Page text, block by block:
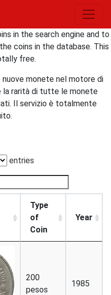
in the search engine and to
coins in the database. This
free.
nuove monete nel motore di
la rarità di tutte le monete
Il servizio è totalmente
entries
Type
of
Coin
Year
200
pesos
1985